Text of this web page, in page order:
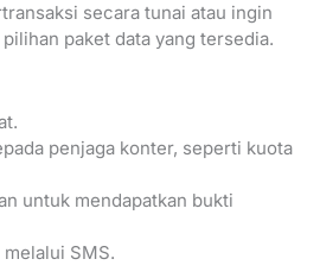
secara tunai atau ingin
paket data yang tersedia.
penjaga konter, seperti kuota
untuk mendapatkan bukti
SMS.